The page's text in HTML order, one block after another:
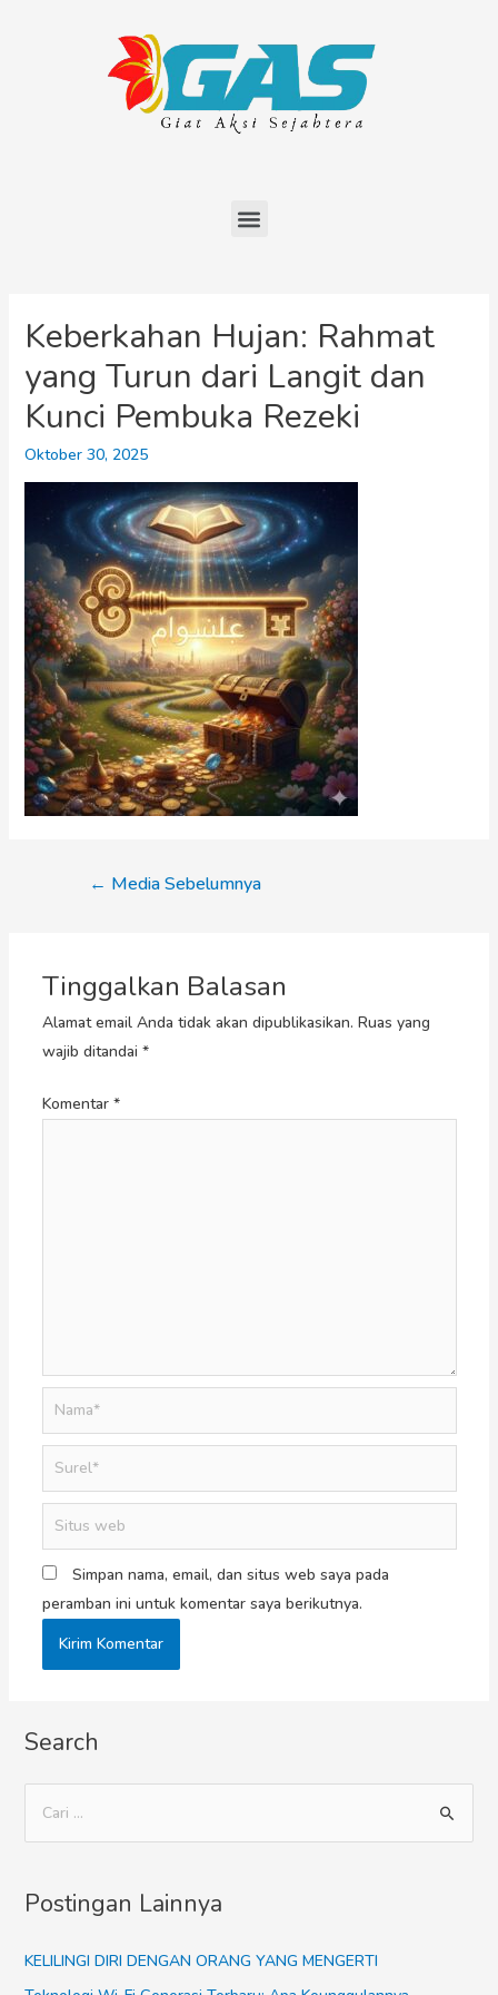
Keberkahan Hujan: Rahmat
yang Turun dari Langit dan
Kunci Pembuka Rezeki
Oktober 30, 2025
← Media Sebelumnya
Tinggalkan Balasan
Alamat email Anda tidak akan dipublikasikan. Ruas yang
wajib ditandai *
Komentar *
Simpan nama, email, dan situs web saya pada
peramban ini untuk komentar saya berikutnya.
Search
Postingan Lainnya
KELILINGI DIRI DENGAN ORANG YANG MENGERTI